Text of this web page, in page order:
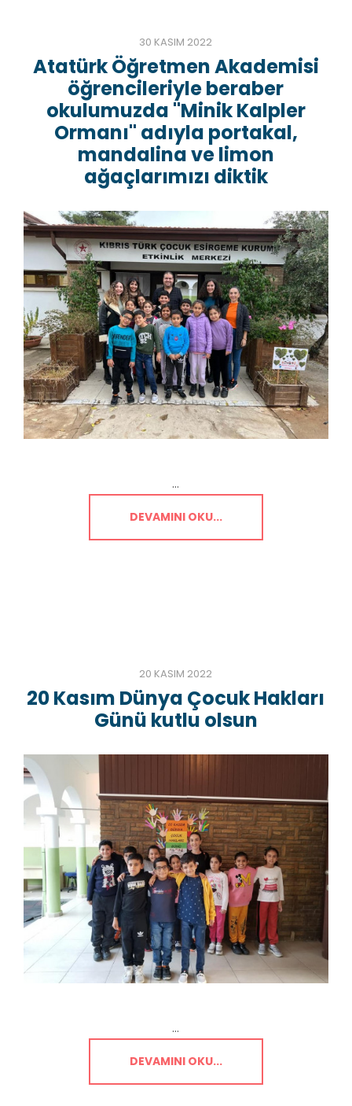
30 KASIM 2022
Atatürk Öğretmen Akademisi
öğrencileriyle beraber
okulumuzda "Minik Kalpler
Ormanı" adıyla portakal,
mandalina ve limon
ağaçlarımızı diktik
...
DEVAMINI OKU...
20 KASIM 2022
20 Kasım Dünya Çocuk Hakları
Günü kutlu olsun
...
DEVAMINI OKU...